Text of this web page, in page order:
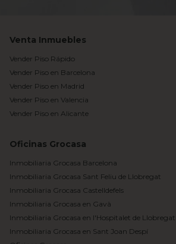
Venta Inmuebles
Vender Piso Rápido
Vender Piso en Barcelona
Vender Piso en Madrid
Vender Piso en Valencia
Vender Piso en Alicante
Oficinas Grocasa
Inmobiliaria Grocasa Barcelona
Inmobiliaria Grocasa Sant Feliu de Llobregat
Inmobiliaria Grocasa Castelldefels
Inmobiliaria Grocasa en Gavà
Inmobiliaria Grocasa en l'Hospitalet de Llobregat
Inmobiliaria Grocasa en Sant Joan Despí